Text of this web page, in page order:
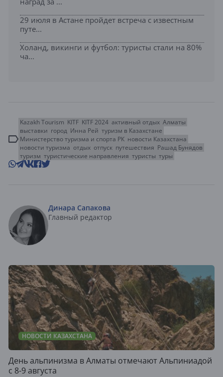
29 июля в Астане пройдет встреча с известным
путе...
Холанд, викинги и футбол: туристы стали на 80%
ча...
Kazakh Tourism KITF KITF 2024 активный отдых Алматы
выставки город Инна Рей туризм в Казахстане
Министерство туризма и спорта РК новости Казахстана
новости туризма отдых отпуск путешествия Рашад Бунядов
туризм туристические направления туристы туры
Динара Сапакова
Главный редактор
НОВОСТИ КАЗАХСТАНА
День альпинизма в Алматы отмечают Альпиниадой
с 8-9 августа